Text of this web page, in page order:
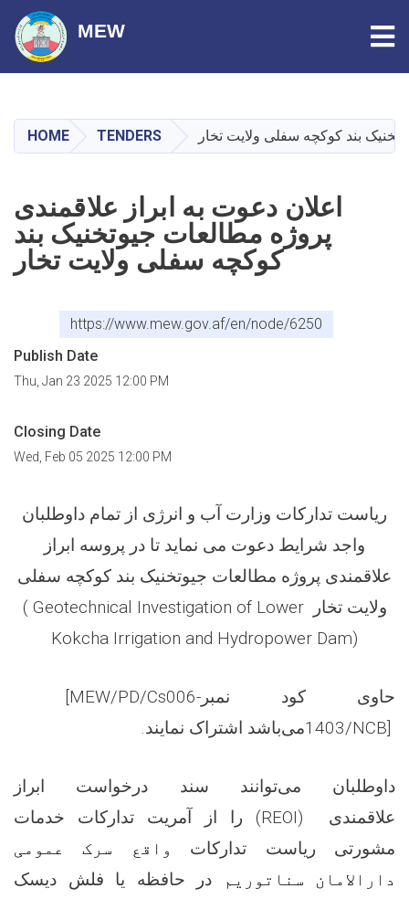
main
content
MEW
HOME TENDERS بند کوکچه سفلی ولایت تخار
اعلان دعوت به ابراز علاقمندی
پروژه مطالعات جیوتخنیک بند
کوکچه سفلی ولایت تخار
https://www.mew.gov.af/en/node/6250
Publish Date
Thu, Jan 23 2025 12:00 PM
Closing Date
Wed, Feb 05 2025 12:00 PM
ریاست تدارکات وزارت آب و انرژی از تمام داوطلبان
واجد شرایط دعوت می نماید تا در پروسه ابراز
علاقمندی پروژه مطالعات جیوتخنیک بند کوکچه سفلی
ولایت تخار
( Geotechnical Investigation of Lower
Kokcha Irrigation and Hydropower Dam)
حاوی کود نمبر [MEW/PD/Cs006-
1403/NCB]می‌باشد اشتراک نمایند.
داوطلبان می‌توانند سند درخواست ابراز
علاقمندی (REOI) را از آمریت تدارکات
خدمات
مشورتی ریاست تدارکات
واقع سرک عمومی
دارالامان سناتوریم
در حافظه یا فلش دیسک